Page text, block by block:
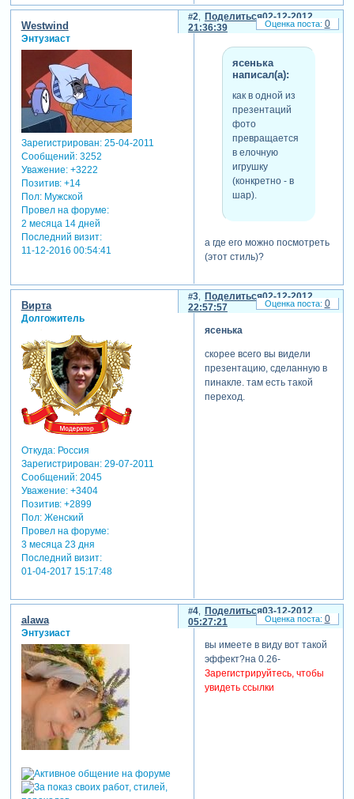
Поделиться
2
02-12-2012
21:36:39
Westwind
Энтузиаст
Зарегистрирован: 25-04-2011
Сообщений:3252
Уважение: +3222
Позитив: +14
Пол:Мужской
Провел на форуме:
2 месяца 14 дней
Последний визит:
11-12-2016 00:54:41
ясенька
написал(а):
как в одной из
презентаций
фото
превращается
в елочную
игрушку
(конкретно - в
шар).
а где его можно посмотреть
(этот стиль)?
0
Поделиться
3
02-12-2012
22:57:57
Вирта
Долгожитель
Откуда:Россия
Зарегистрирован: 29-07-2011
Сообщений:2045
Уважение: +3404
Позитив: +2899
Пол:Женский
Провел на форуме:
3 месяца 23 дня
Последний визит:
01-04-2017 15:17:48
ясенька
скорее всего вы видели
презентацию, сделанную в
пинакле. там есть такой
переход.
0
Поделиться
4
03-12-2012
05:27:21
alawa
Энтузиаст
вы имеете в виду вот такой
эффект?на 0.26-
Зарегистрируйтесь, чтобы
увидеть ссылки
0